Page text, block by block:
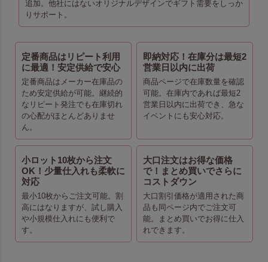
追加。他社にはないオリジナルデザインでギフト需要をしっか
りサポート。
定番商品はリピート利用
に最適！安定供給で安心
定番商品はメーカー在庫品の
ため安定供給が可能。継続的
なリピート発注でも在庫切れ
の心配がほとんどありませ
ん。
即納対応！在庫分は最短2
営業日以内に出荷
商品ページで在庫数量を確認
可能。在庫内であれば最短2
営業日以内に出荷でき、急な
イベントにも安心対応。
小ロット10枚から注文
OK！少量仕入れも柔軟に
対応
最小10枚からご注文可能。割
高にはなりますが、試し購入
や小規模仕入れにも便利で
す。
大口注文はお得な価格
で！まとめ買いでさらに
コストダウン
大口割引価格が適用された商
品も同ページ内でご注文可
能。まとめ買いでお得に仕入
れできます。